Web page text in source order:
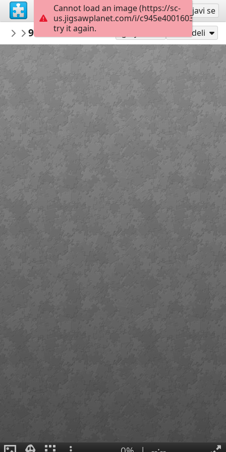
Registruj se Prijavi se
nbukids
NBUshka
9ce286fcd43663aed5ac5a69f9bsPodeli
Cannot load an image (https://sc-
us.jigsawplanet.com/i/
try it again.